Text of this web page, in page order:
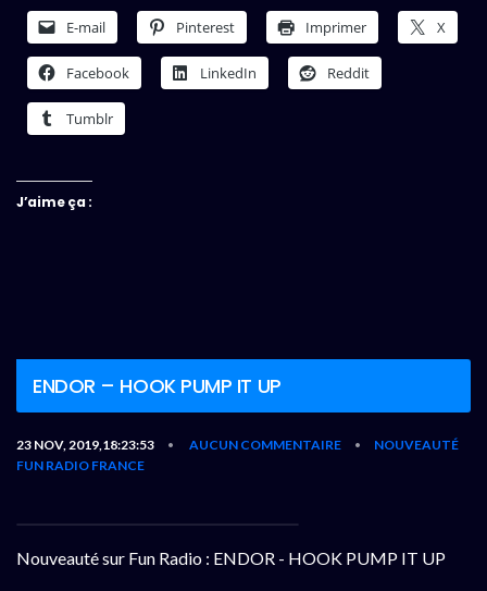
E-mail Pinterest Imprimer X
Facebook LinkedIn Reddit
Tumblr
J’aime ça :
ENDOR – HOOK PUMP IT UP
23 NOV, 2019,18:23:53 • AUCUN COMMENTAIRE •
NOUVEAUTÉ
FUN RADIO FRANCE
Nouveauté sur Fun Radio : ENDOR - HOOK PUMP IT UP